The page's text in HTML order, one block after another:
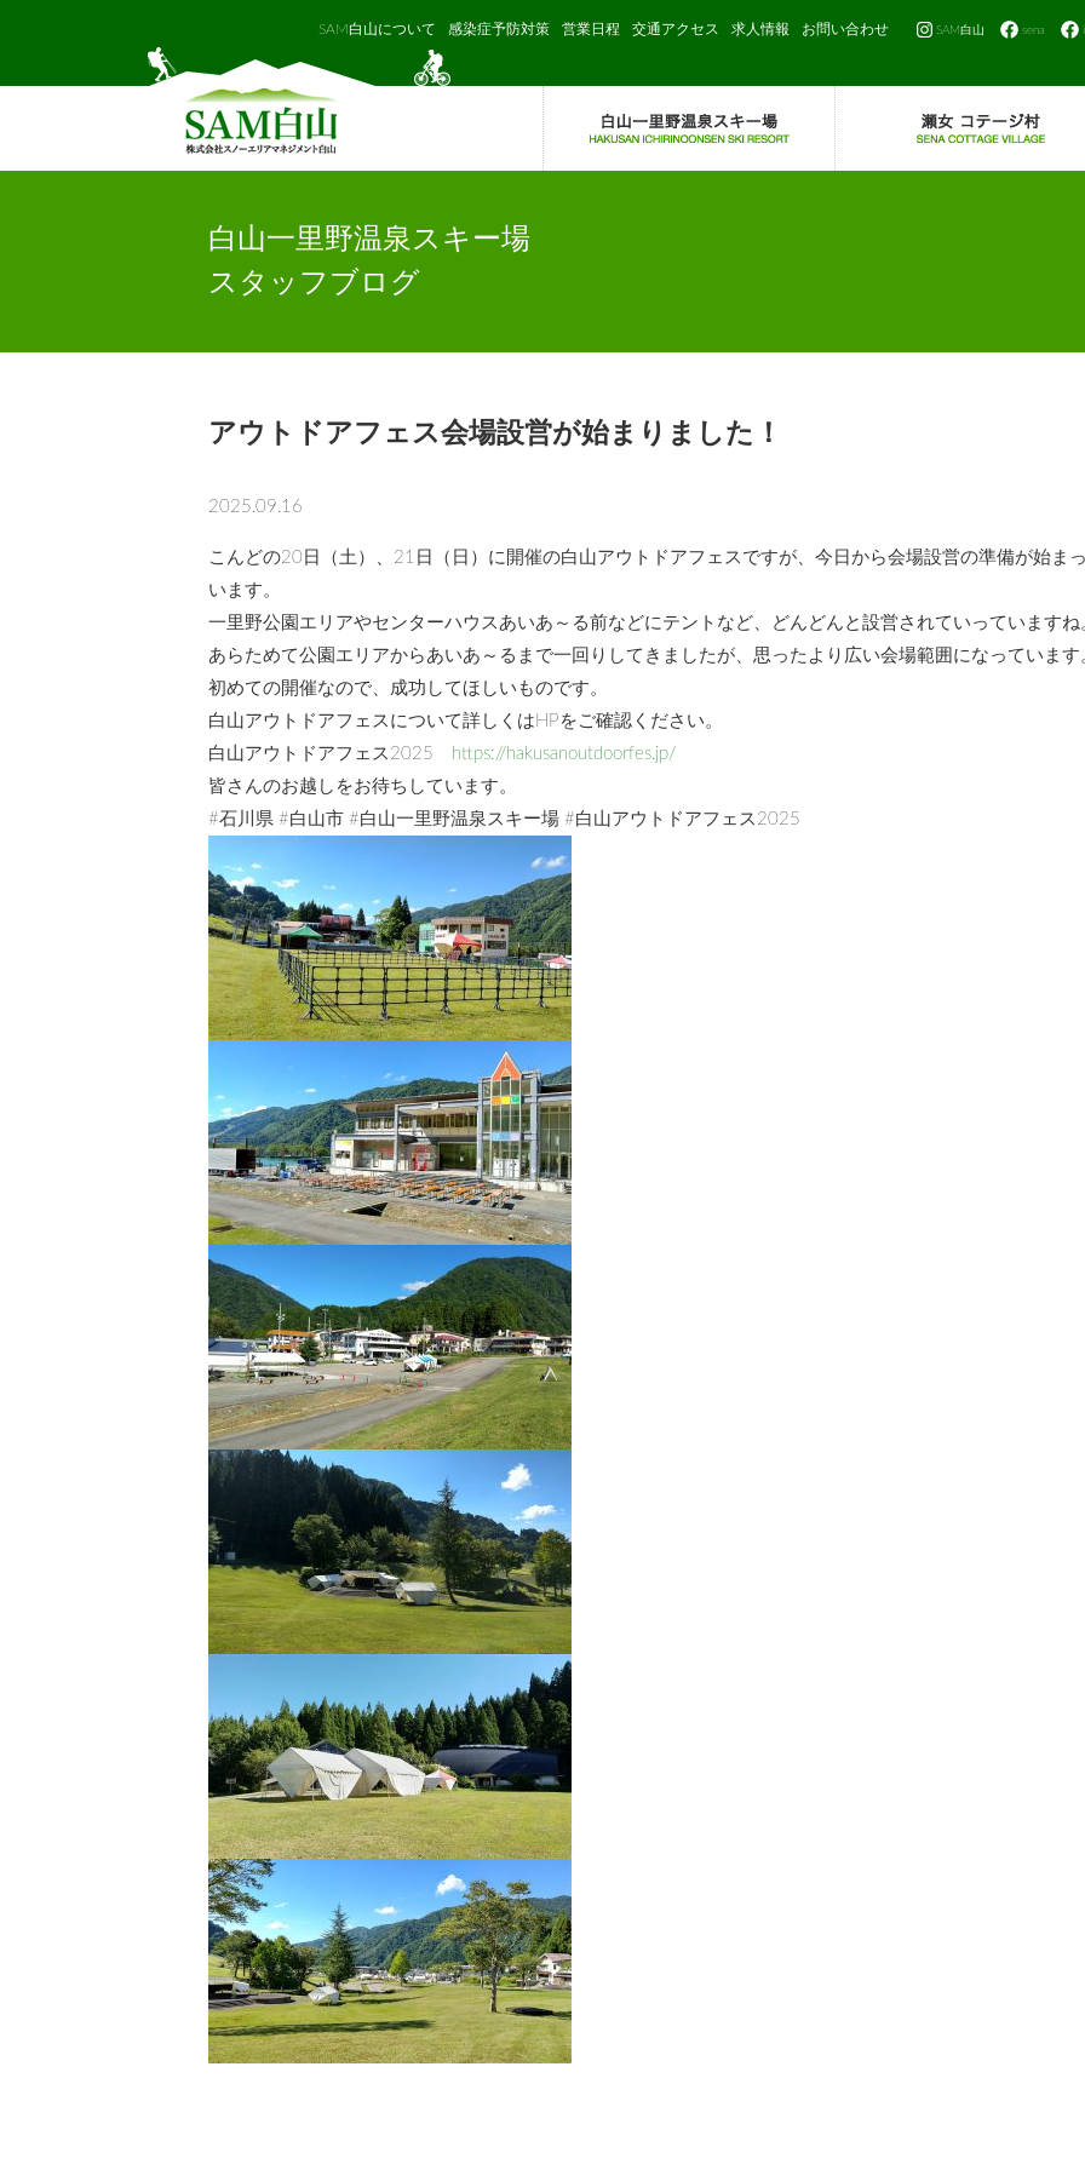
SAM白山 sena
SAM白山について 感染症予防対策 営業日程 交通アクセス 求人情報 お問い合わせ
白山一里野温泉スキー場
スタッフブログ
アウトドアフェス会場設営が始まりました！
2025.09.16
こんどの20日（土）、21日（日）に開催の白山アウトドアフェスですが、今日から会場設営の準備が始ま
います。
一里野公園エリアやセンターハウスあいあ～る前などにテントなど、どんどんと設営されていっていますね
あらためて公園エリアからあいあ～るまで一回りしてきましたが、思ったより広い会場範囲になっています
初めての開催なので、成功してほしいものです。
白山アウトドアフェスについて詳しくはHPをご確認ください。
白山アウトドアフェス2025 https://hakusanoutdoorfes.jp/
皆さんのお越しをお待ちしています。
#石川県 #白山市 #白山一里野温泉スキー場 #白山アウトドアフェス2025